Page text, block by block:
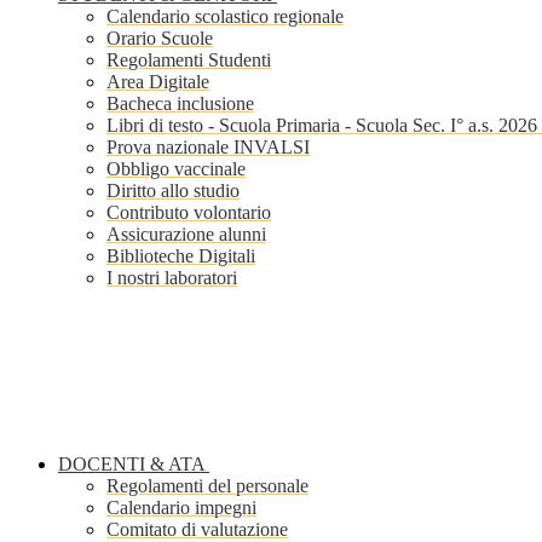
Calendario scolastico regionale
Orario Scuole
Regolamenti Studenti
Area Digitale
Bacheca inclusione
Libri di testo - Scuola Primaria - Scuola Sec. I° a.s. 2026
Prova nazionale INVALSI
Obbligo vaccinale
Diritto allo studio
Contributo volontario
Assicurazione alunni
Biblioteche Digitali
I nostri laboratori
DOCENTI & ATA
Regolamenti del personale
Calendario impegni
Comitato di valutazione